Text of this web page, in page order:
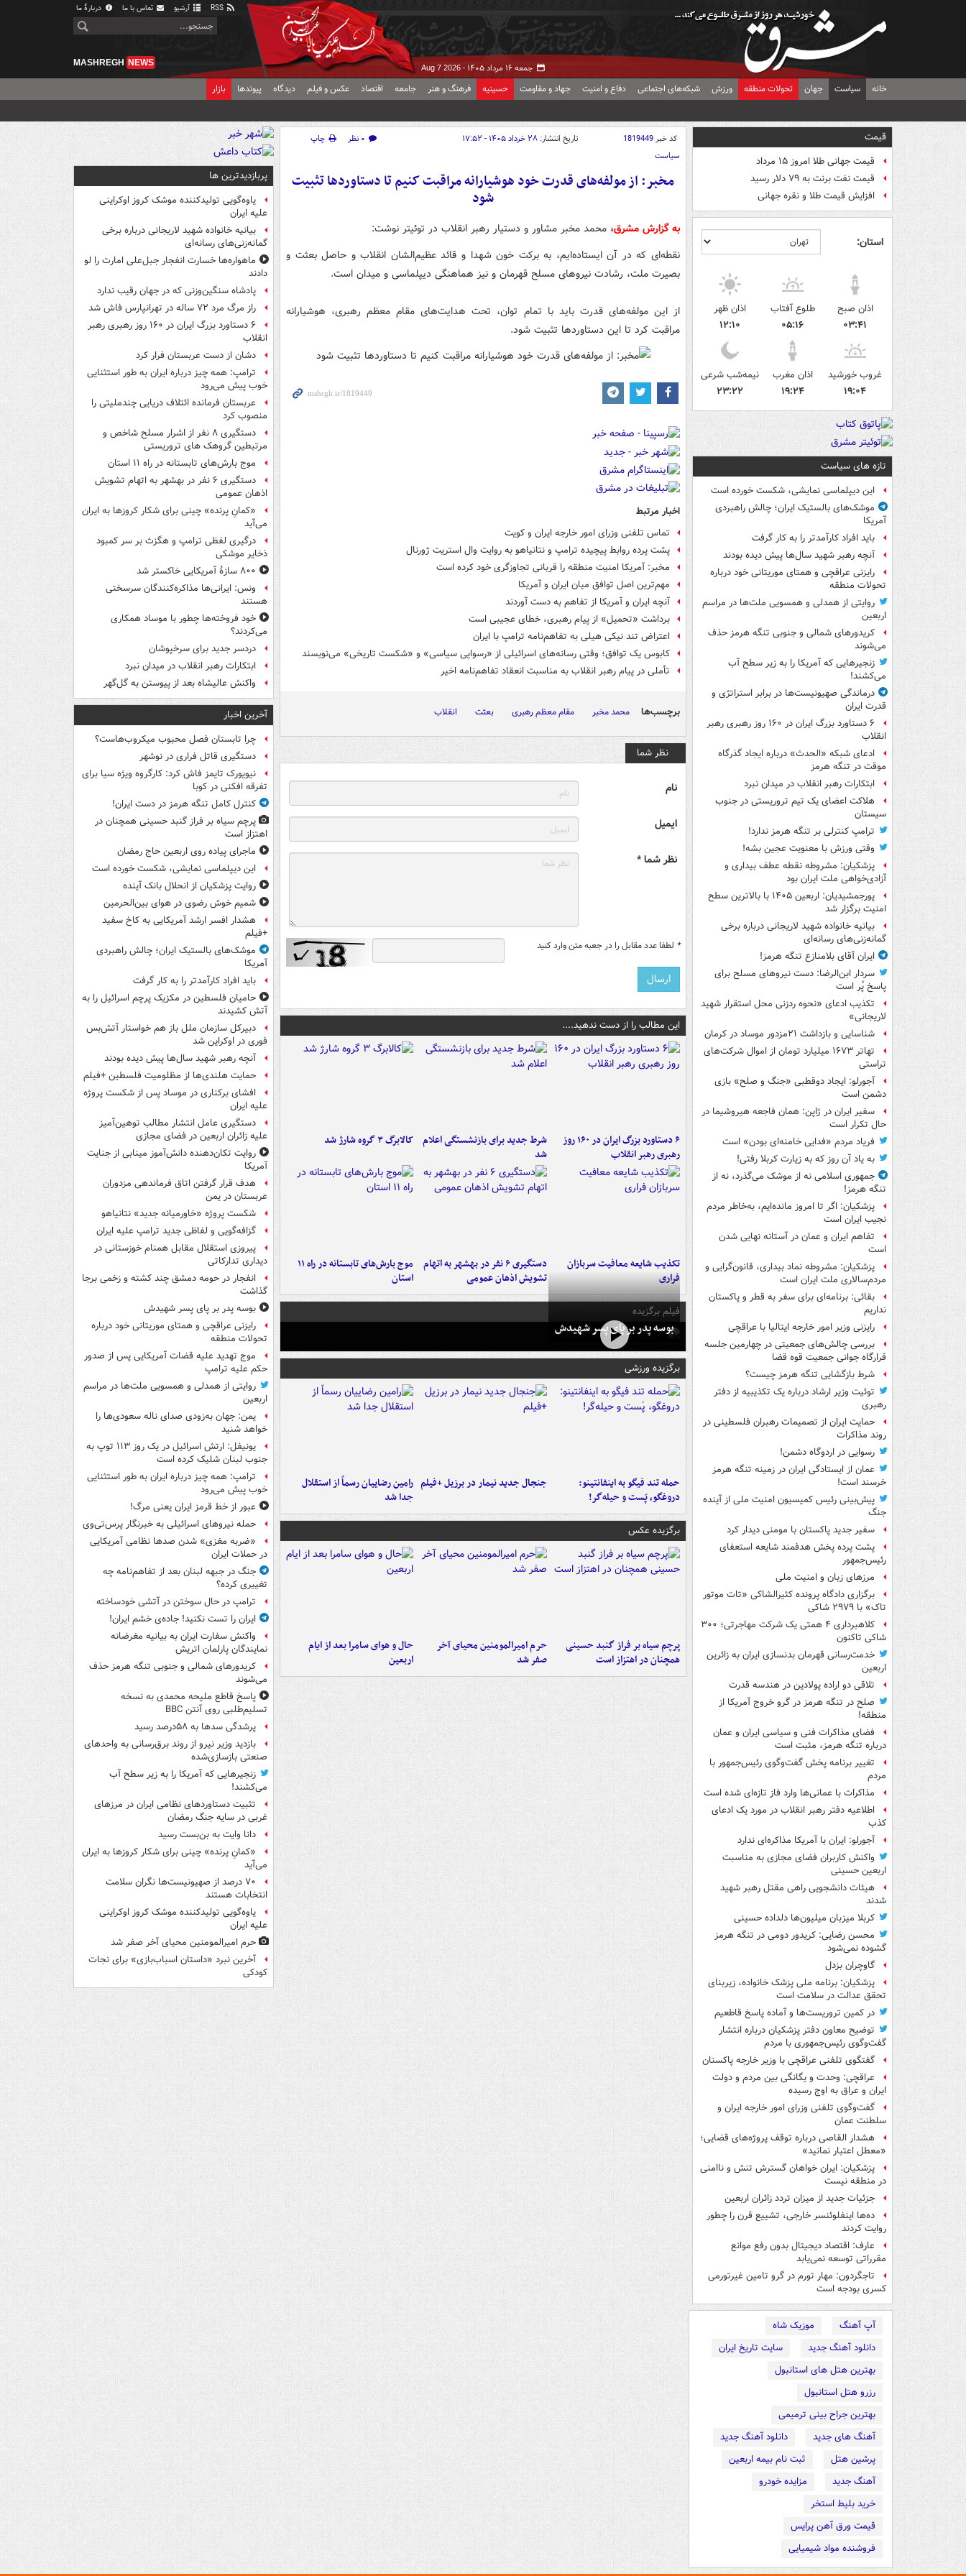
آرشیو تماس با ما دربارهٔ ما
جمعه ۱۶ مرداد ۱۴۰۵ - Aug 7 2026
MASHREGH NEWS
خانه سیاست جهان تحولات منطقه ورزش شبکه‌های اجتماعی دفاع و امنیت جهاد و مقاومت حسینیه فرهنگ و هنر جامعه اقتصاد عکس و فیلم دیدگاه پیوندها بازار
قیمت
قیمت جهانی طلا امروز ۱۵ مرداد
قیمت نفت برنت به ۷۹ دلار رسید
افزایش قیمت طلا و نقره جهانی
استان:
اذان صبح
۰۳:۴۱
طلوع آفتاب
۰۵:۱۶
اذان ظهر
۱۲:۱۰
غروب خورشید
۱۹:۰۴
اذان مغرب
۱۹:۲۴
نیمه‌شب شرعی
۲۳:۲۲
تازه های سیاست
این دیپلماسی نمایشی، شکست خورده است
موشک‌های بالستیک ایران؛ چالش راهبردی
آمریکا
باید افراد کارآمدتر را به کار گرفت
آنچه رهبر شهید سال‌ها پیش دیده بودند
رایزنی عراقچی و همتای موریتانی خود درباره
تحولات منطقه
روایتی از همدلی و همسویی ملت‌ها در مراسم
اربعین
کریدورهای شمالی و جنوبی تنگه هرمز حذف
می‌شوند
زنجیرهایی که آمریکا را به زیر سطح آب
می‌کشند!
درماندگی صهیونیست‌ها در برابر استراتژی و
قدرت ایران
۶ دستاورد بزرگ ایران در ۱۶۰ روز رهبری رهبر
انقلاب
ادعای شبکه «الحدث» درباره ایجاد گذرگاه
موقت در تنگه هرمز
ابتکارات رهبر انقلاب در میدان نبرد
هلاکت اعضای یک تیم تروریستی در جنوب
سیستان
ترامپ کنترلی بر تنگه هرمز ندارد!
وقتی ورزش با معنویت عجین بشه!
پزشکیان: مشروطه نقطه عطف بیداری و
آزادی‌خواهی ملت ایران بود
پورجمشیدیان: اربعین ۱۴۰۵ با بالاترین سطح
امنیت برگزار شد
بیانیه خانواده شهید لاریجانی درباره برخی
گمانه‌زنی‌های رسانه‌ای
ایران آقای بلامنازع تنگه هرمز!
سردار ابن‌الرضا: دست نیروهای مسلح برای
پاسخ پُر است
تکذیب ادعای «نحوه ردزنی محل استقرار شهید
لاریجانی»
شناسایی و بازداشت ۲۱مزدور موساد در کرمان
تهاتر ۱۶۷۳ میلیارد تومان از اموال شرکت‌های
تراستی
آجورلو: ایجاد دوقطبی «جنگ و صلح‌» بازی
دشمن است
سفیر ایران در ژاپن: همان فاجعه هیروشیما در
حال تکرار است
فریاد مردم «فدایی خامنه‌ای بودن» است
به یاد آن روز که به زیارت کربلا رفتی!
جمهوری اسلامی نه از موشک می‌گذرد، نه از
تنگه هرمز!
پزشکیان: اگر تا امروز مانده‌ایم، به‌خاطر مردم
نجیب ایران است
تفاهم ایران و عمان در آستانه نهایی شدن
است
پزشکیان: مشروطه نماد بیداری، قانون‌گرایی و
مردم‌سالاری ملت ایران است
بقائی: برنامه‌ای برای سفر به قطر و پاکستان
نداریم
رایزنی وزیر امور خارجه ایتالیا با عراقچی
بررسی چالش‌های جمعیتی در چهارمین جلسه
قرارگاه جوانی جمعیت قوه قضا
شرط بازگشایی تنگه هرمز چیست؟
توئیت وزیر ارشاد درباره یک تکذیبیه از دفتر
رهبری
حمایت ایران از تصمیمات رهبران فلسطینی در
روند مذاکرات
رسوایی در اردوگاه دشمن!
عمان از ایستادگی ایران در زمینه تنگه هرمز
خرسند است!
پیش‌بینی رئیس کمیسیون امنیت ملی از آینده
جنگ
سفیر جدید پاکستان با مومنی دیدار کرد
پشت پرده پخش هدفمند شایعه استعفای
رئیس‌جمهور
مرزهای زبان و امنیت ملی
برگزاری دادگاه پرونده کثیرالشاکی «تات موتور
تاک» با ۲۹۷۹ شاکی
کلاهبرداری ۴ همتی یک شرکت مهاجرتی؛ ۳۰۰
شاکی تاکنون
خدمت‌رسانی قهرمان بدنسازی ایران به زائرین
اربعین
تلاقی دو اراده پولادین در هندسه قدرت
صلح در تنگه هرمز در گرو خروج آمریکا از
منطقه!
فضای مذاکرات فنی و سیاسی ایران و عمان
درباره تنگه هرمز، مثبت است
تغییر برنامه پخش گفت‌وگوی رئیس‌جمهور با
مردم
مذاکرات با عمانی‌ها وارد فاز تازه‌ای شده است
اطلاعیه دفتر رهبر انقلاب در مورد یک ادعای
کذب
آجورلو: ایران با آمریکا مذاکره‌ای ندارد
واکنش کاربران فضای مجازی به مناسبت
اربعین حسینی
هیئات دانشجویی راهی مقتل رهبر شهید
شدند
کربلا میزبان میلیون‌ها دلداده حسینی
محسن رضایی: کریدور دومی در تنگه هرمز
گشوده نمی‌شود
گاوچران بزدل
پزشکیان: برنامه ملی پزشک خانواده، زیربنای
تحقق عدالت در سلامت است
در کمین تروریست‌ها و آماده پاسخ قاطعیم
توضیح معاون دفتر پزشکیان درباره انتشار
گفت‌وگوی رئیس‌جمهوری با مردم
گفتگوی تلفنی عراقچی با وزیر خارجه پاکستان
عراقچی: وحدت و یگانگی بین مردم و دولت
ایران و عراق به اوج رسیده
گفت‌وگوی تلفنی وزرای امور خارجه ایران و
سلطنت عمان
هشدار القاصی درباره توقف پروژه‌های قضایی؛
«معطل اعتبار نمانید»
پزشکیان: ایران خواهان گسترش تنش و ناامنی
در منطقه نیست
جزئیات جدید از میزان تردد زائران اربعین
ده‌ها اینفلوئنسر خارجی، تشییع قرن را چطور
روایت کردند
عارف: اقتصاد دیجیتال بدون رفع موانع
مقرراتی توسعه نمی‌یابد
تاجگردون: مهار تورم در گرو تامین غیرتورمی
کسری بودجه است
آپ آهنگ
موزیک شاه
دانلود آهنگ جدید
سایت تاریخ ایران
بهترین هتل های استانبول
رزرو هتل استانبول
بهترین جراح بینی ترمیمی
آهنگ های جدید
دانلود آهنگ جدید
پرشین هتل
ثبت نام بیمه اربعین
آهنگ جدید
مزایده خودرو
خرید بلیط استخر
قیمت ورق آهن پرایس
فروشنده مواد شیمیایی
کد خبر1819449 تاریخ انتشار: ۲۸ خرداد ۱۴۰۵ - ۱۷:۵۲ ۰ نظر
چاپ
سیاست
مخبر: از مولفه‌های قدرت خود هوشیارانه مراقبت کنیم تا دستاوردها تثبیت
شود
به گزارش مشرق، محمد مخبر مشاور و دستیار رهبر انقلاب در توئیتر نوشت:
نقطه‌ای که در آن ایستاده‌ایم، به برکت خون شهدا و قائد عظیم‌الشان انقلاب و حاصل بعثت و
بصیرت ملت، رشادت نیروهای مسلح قهرمان و نیز هماهنگی دیپلماسی و میدان است.
از این مولفه‌های قدرت باید با تمام توان، تحت هدایت‌های مقام معظم رهبری، هوشیارانه
مراقبت کرد تا این دستاوردها تثبیت شود.
اخبار مرتبط
تماس تلفنی وزرای امور خارجه ایران و کویت
پشت پرده روابط پیچیده ترامپ و نتانیاهو به روایت وال استریت ژورنال
مخبر: آمریکا امنیت منطقه را قربانی تجاوزگری خود کرده است
مهم‌ترین اصل توافق میان ایران و آمریکا
آنچه ایران و آمریکا از تفاهم به دست آوردند
برداشت «تحمیل» از پیام رهبری، خطای عجیبی است
اعتراض تند نیکی هیلی به تفاهم‌نامه ترامپ با ایران
کابوس یک توافق؛ وقتی رسانه‌های اسرائیلی از «رسوایی سیاسی» و «شکست تاریخی» می‌نویسند
تأملی در پیام رهبر انقلاب به مناسبت انعقاد تفاهم‌نامه اخیر
برچسب‌ها محمد مخبر مقام معظم رهبری بعثت انقلاب
نظر شما
نام
ایمیل
نظر شما *
* لطفا عدد مقابل را در جعبه متن وارد کنید
این مطالب را از دست ندهید....
۶ دستاورد بزرگ ایران در ۱۶۰ روز
رهبری رهبر انقلاب
شرط جدید برای بازنشستگی اعلام
شد
کالابرگ ۳ گروه شارژ شد
تکذیب شایعه معافیت سربازان
فراری
دستگیری ۶ نفر در بهشهر به اتهام
تشویش اذهان عمومی
موج بارش‌های تابستانه در راه ۱۱
استان
فیلم برگزیده
بوسه‌ پدر بر پای پسر شهیدش
برگزیده ورزشی
حمله تند فیگو به اینفانتینو:
دروغگو، پَست‌ و حیله‌گر!
جنجال جدید نیمار در برزیل +فیلم رامین رضاییان رسماً از استقلال
جدا شد
برگزیده عکس
پرچم سیاه بر فراز گنبد حسینی
همچنان در اهتزاز است
حرم امیرالمومنین محیای آخر
صفر شد
حال و هوای سامرا بعد از ایام
اربعین
پربازدیدترین ها
یاوه‌گویی تولیدکننده موشک کروز اوکراینی
علیه ایران
بیانیه خانواده شهید لاریجانی درباره برخی
گمانه‌زنی‌های رسانه‌ای
ماهواره‌ها خسارت انفجار جبل‌علی امارت را لو
دادند
پادشاه سنگین‌وزنی که در جهان رقیب ندارد
راز مرگ مرد ۷۲ ساله در تهرانپارس فاش شد
۶ دستاورد بزرگ ایران در ۱۶۰ روز رهبری رهبر
انقلاب
دشان از دست عربستان فرار کرد
ترامپ: همه چیز درباره ایران به طور استثنایی
خوب پیش می‌رود
عربستان فرمانده ائتلاف دریایی چندملیتی را
منصوب کرد
دستگیری ۸ نفر از اشرار مسلح شاخص و
مرتبطین گروهک های تروریستی
موج بارش‌های تابستانه در راه ۱۱ استان
دستگیری ۶ نفر در بهشهر به اتهام تشویش
اذهان عمومی
«کمانِ پرنده» چینی برای شکار کروزها به ایران
می‌آید
درگیری لفظی ترامپ و هگزث بر سر کمبود
ذخایر موشکی
۸۰۰ سازۀ آمریکایی خاکستر شد
ونس: ایرانی‌ها مذاکره‌کنندگان سرسختی
هستند
خود فروخته‌ها چطور با موساد همکاری
می‌کردند؟
دردسر جدید برای سرخپوشان
ابتکارات رهبر انقلاب در میدان نبرد
واکنش عالیشاه بعد از پیوستن به گل‌گهر
آخرین اخبار
چرا تابستان فصل محبوب میکروب‌هاست؟
دستگیری قاتل فراری در نوشهر
نیویورک تایمز فاش کرد: کارگروه ویژه سیا برای
تفرقه افکنی در کوبا
کنترل کامل تنگه هرمز در دست ایران!
پرچم سیاه بر فراز گنبد حسینی همچنان در
اهتزاز است
ماجرای پیاده روی اربعین حاج رمضان
این دیپلماسی نمایشی، شکست خورده است
روایت پزشکیان از انحلال بانک آینده
شمیم خوش رضوی در هوای بین‌الحرمین
هشدار افسر ارشد آمریکایی به کاخ سفید
+فیلم
موشک‌های بالستیک ایران؛ چالش راهبردی
آمریکا
باید افراد کارآمدتر را به کار گرفت
حامیان فلسطین در مکزیک پرچم اسرائیل را به
آتش کشیدند
دبیرکل سازمان ملل باز هم خواستار آتش‌بس
فوری در اوکراین شد
آنچه رهبر شهید سال‌ها پیش دیده بودند
حمایت هلندی‌ها از مظلومیت فلسطین +فیلم
افشای برکناری در موساد پس از شکست پروژه
علیه ایران
دستگیری عامل انتشار مطالب توهین‌آمیز
علیه زائران اربعین در فضای مجازی
روایت تکان‌دهنده دانش‌آموز مینابی از جنایت
آمریکا
هدف قرار گرفتن اتاق‌ فرماندهی مزدوران
عربستان در یمن
شکست پروژه «خاورمیانه جدید» نتانیاهو
گزافه‌گویی و لفاظی جدید ترامپ علیه ایران
پیروزی استقلال مقابل همنام خوزستانی در
دیداری تدارکاتی
انفجار در حومه دمشق چند کشته و زخمی برجا
گذاشت
بوسه‌ پدر بر پای پسر شهیدش
رایزنی عراقچی و همتای موریتانی خود درباره
تحولات منطقه
موج تهدید علیه قضات آمریکایی پس از صدور
حکم علیه ترامپ
روایتی از همدلی و همسویی ملت‌ها در مراسم
اربعین
یمن: جهان به‌زودی صدای ناله سعودی‌ها را
خواهد شنید
یونیفل: ارتش اسرائیل در یک روز ۱۱۳ توپ به
جنوب لبنان شلیک کرده است
ترامپ: همه چیز درباره ایران به طور استثنایی
خوب پیش می‌رود
عبور از خط قرمز ایران یعنی مرگ!
حمله نیروهای اسرائیلی به خبرنگار پرس‌تی‌وی
«ضربه مغزی» شدن صدها نظامی آمریکایی
در حملات ایران
جنگ در جبهه لبنان بعد از تفاهم‌نامه چه
تغییری کرده؟
ترامپ در حال سوختن در آتشی خودساخته
ایران را تست نکنید! جاده‌ی خشم ایران!
واکنش سفارت ایران به بیانیه مغرضانه
نمایندگان پارلمان اتریش
کریدورهای شمالی و جنوبی تنگه هرمز حذف
می‌شوند
پاسخ قاطع ملیحه محمدی به نسخه
تسلیم‌طلبی روی آنتن BBC
پرشدگی سدها به ۵۸درصد رسید
بازدید وزیر نیرو از روند برق‌رسانی به واحدهای
صنعتی بازسازی‌شده
زنجیرهایی که آمریکا را به زیر سطح آب
می‌کشند!
تثبیت دستاوردهای نظامی ایران در مرزهای
غربی در سایه جنگ رمضان
دانا وایت به بن‌بست رسید
«کمانِ پرنده» چینی برای شکار کروزها به ایران
می‌آید
۷۰ درصد از صهیونیست‌ها نگران سلامت
انتخابات هستند
یاوه‌گویی تولیدکننده موشک کروز اوکراینی
علیه ایران
حرم امیرالمومنین محیای آخر صفر شد
آخرین نبرد «داستان اسباب‌بازی» برای نجات
کودکی